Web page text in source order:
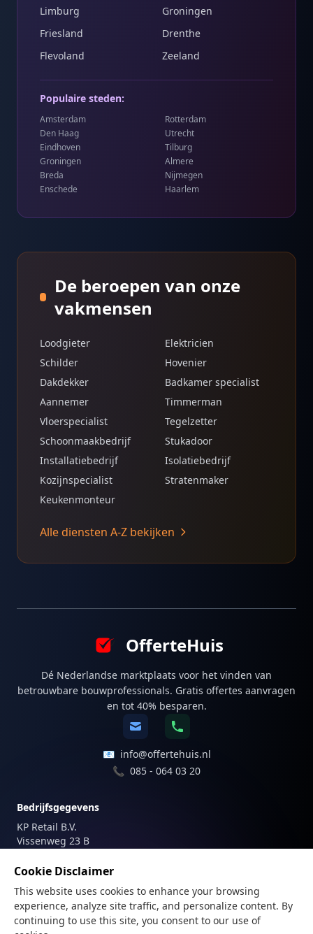
Limburg
Groningen
Friesland
Drenthe
Flevoland
Zeeland
Populaire steden:
Amsterdam
Rotterdam
Den Haag
Utrecht
Eindhoven
Tilburg
Groningen
Almere
Breda
Nijmegen
Enschede
Haarlem
De beroepen van onze
vakmensen
Loodgieter
Elektricien
Schilder
Hovenier
Dakdekker
Badkamer specialist
Aannemer
Timmerman
Vloerspecialist
Tegelzetter
Schoonmaakbedrijf
Stukadoor
Installatiebedrijf
Isolatiebedrijf
Kozijnspecialist
Stratenmaker
Keukenmonteur
Alle diensten A-Z bekijken
OfferteHuis
Dé Nederlandse marktplaats voor het vinden van
betrouwbare bouwprofessionals. Gratis offertes aanvragen
en tot 40% besparen.
📧 info@offertehuis.nl
📞 085 - 064 03 20
Bedrijfsgegevens
KP Retail B.V.
Vissenweg 23 B
Nederland
Registraties
KvK-nummer: 81747179
Cookie Disclaimer
This website uses cookies to enhance your browsing
experience, analyze site traffic, and personalize content. By
continuing to use this site, you consent to our use of